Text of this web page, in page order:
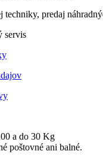
techniky, predaj
servis
a do 30 Kg
poštovné ani balné.